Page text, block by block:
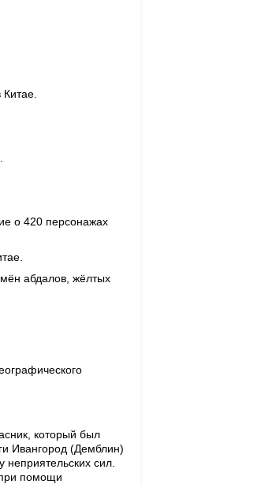
о 420 персонажах
абдалов, жёлтых
который был
Ивангород (Демблин)
сил.
помощи